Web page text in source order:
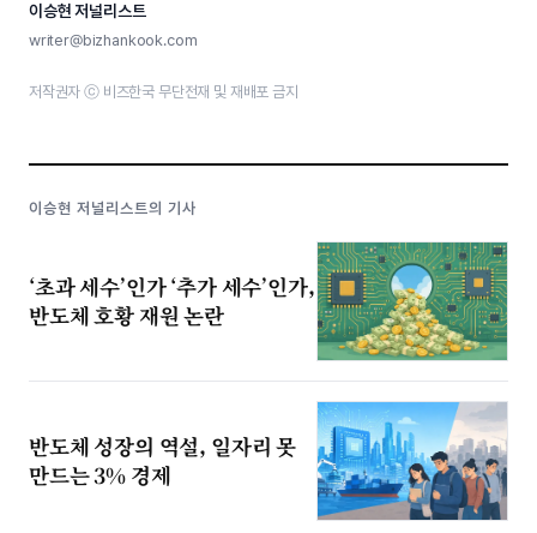
이승현 저널리스트
writer@bizhankook.com
저작권자 ⓒ 비즈한국 무단전재 및 재배포 금지
이승현 저널리스트의 기사
‘초과 세수’인가 ‘추가 세수’인가,
반도체 호황 재원 논란
반도체 성장의 역설, 일자리 못
만드는 3% 경제